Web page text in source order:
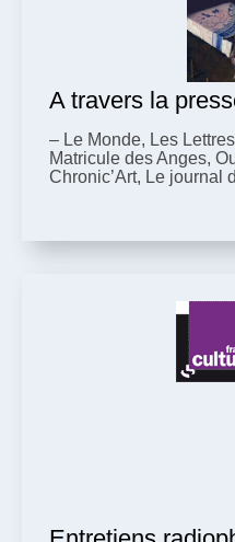
A travers la
– Le Monde, Les
Matricule des Anges,
Chronic’Art, Le journal